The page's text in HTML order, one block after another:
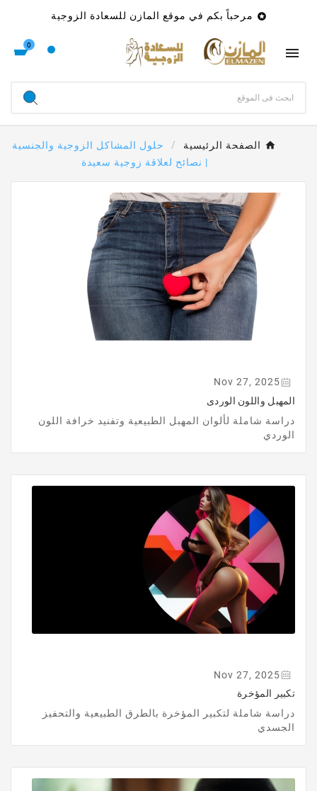
 مرحباً بكم في موقع المازن للسعادة الزوجية

0
الصفحة الرئيسية
حلول المشاكل الزوجية والجنسية
| نصائح لعلاقة زوجية سعيدة
Nov 27, 2025
المهبل واللون الوردى
دراسة شاملة لألوان المهبل الطبيعية وتفنيد خرافة اللون
الوردي
Nov 27, 2025
تكبير المؤخرة
دراسة شاملة لتكبير المؤخرة بالطرق الطبيعية والتحفيز
الجسدي